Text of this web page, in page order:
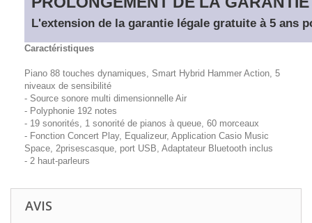
L'extension de la garantie légale gratuite à 5 ans
Caractéristiques
Piano 88 touches dynamiques, Smart Hybrid Hammer Action, 5
niveaux de sensibilité
- Source sonore multi dimensionnelle Air
- Polyphonie 192 notes
- 19 sonorités, 1 sonorité de pianos à queue, 60 morceaux
- Fonction Concert Play, Equalizeur, Application Casio Music
Space, 2prisescasque, port USB, Adaptateur Bluetooth inclus
- 2 haut-parleurs
AVIS